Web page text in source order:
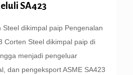
SA423
Steel dikimpal paip Pengenalan
Corten Steel dikimpal paip di
menjadi pengeluar
dan pengeksport ASME SA423